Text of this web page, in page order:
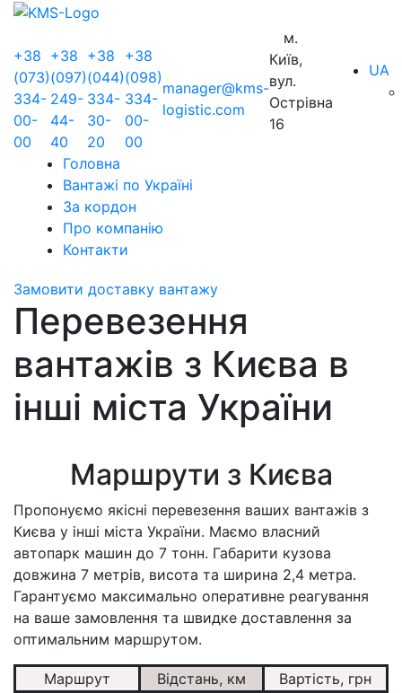
+38
(073)
334-
00-
00
+38
(097)
249-
44-
40
+38
(044)
334-
30-
20
+38
(098)
334-
00-
00
manager@kms-
logistic.com
м.
Київ,
вул.
Острівна
16
UA
Головна
Вантажі по Україні
За кордон
Про компанію
Контакти
Замовити доставку вантажу
Перевезення
вантажів з Києва в
інші міста України
Маршрути з Києва
Пропонуємо якісні перевезення ваших вантажів з
Києва у інші міста України. Маємо власний
автопарк машин до 7 тонн. Габарити кузова
довжина 7 метрів, висота та ширина 2,4 метра.
Гарантуємо максимально оперативне реагування
на ваше замовлення та швидке доставлення за
оптимальним маршрутом.
Маршрут Відстань, км
Вартість, грн